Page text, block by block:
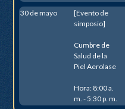
30 de mayo
[Evento de
simposio]
Cumbre de
Salud de la
Piel Aerolase
Hora: 8:00 a.
m. - 5:30 p. m.